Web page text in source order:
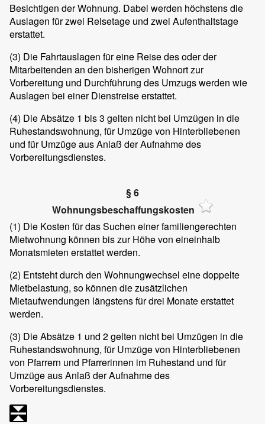
Besichtigen der Wohnung. Dabei werden höchstens die
Auslagen für zwei Reisetage und zwei Aufenthaltstage
erstattet.
(3) Die Fahrtauslagen für eine Reise des oder der
Mitarbeitenden an den bisherigen Wohnort zur
Vorbereitung und Durchführung des Umzugs werden wie
Auslagen bei einer Dienstreise erstattet.
(4) Die Absätze 1 bis 3 gelten nicht bei Umzügen in die
Ruhestandswohnung, für Umzüge von Hinterbliebenen
und für Umzüge aus Anlaß der Aufnahme des
Vorbereitungsdienstes.
§ 6
Wohnungsbeschaffungskosten
(1) Die Kosten für das Suchen einer familiengerechten
Mietwohnung können bis zur Höhe von eineinhalb
Monatsmieten erstattet werden.
(2) Entsteht durch den Wohnungwechsel eine doppelte
Mietbelastung, so können die zusätzlichen
Mietaufwendungen längstens für drei Monate erstattet
werden.
(3) Die Absätze 1 und 2 gelten nicht bei Umzügen in die
Ruhestandswohnung, für Umzüge von Hinterbliebenen
von Pfarrern und Pfarrerinnen im Ruhestand und für
Umzüge aus Anlaß der Aufnahme des
Vorbereitungsdienstes.